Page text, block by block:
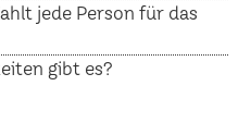
jede Person für das
gibt es?